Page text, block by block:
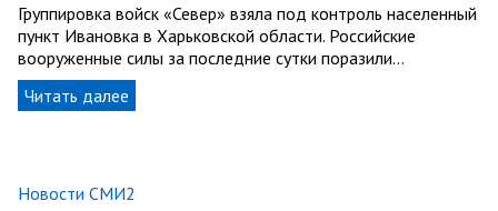
Группировка войск «Север» взяла под контроль населенный
пункт Ивановка в Харьковской области. Российские
вооруженные силы за последние сутки поразили…
Читать далее
Новости СМИ2